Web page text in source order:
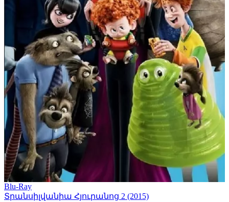
Blu-Ray
Տրանսիլվանիա Հյուրանոց 2 (2015)